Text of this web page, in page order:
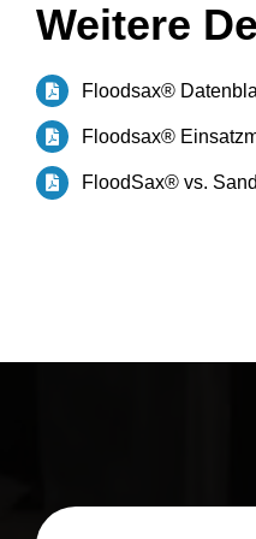
Weitere
Floodsax®
Floodsax®
FloodSax® vs.